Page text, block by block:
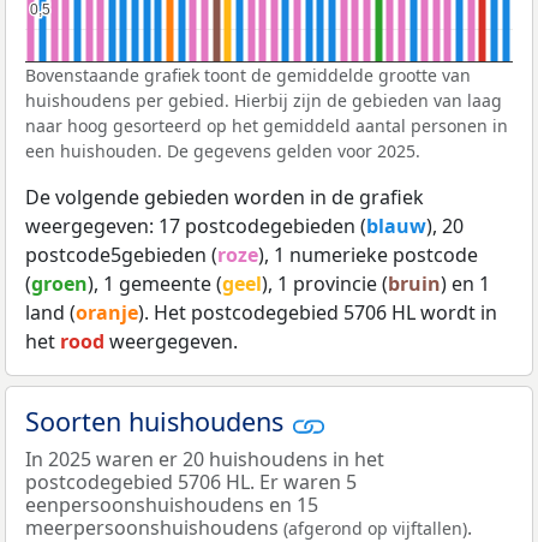
0,5
0,5
Bovenstaande grafiek toont de gemiddelde grootte van
huishoudens per gebied. Hierbij zijn de gebieden van laag
naar hoog gesorteerd op het gemiddeld aantal personen in
een huishouden. De gegevens gelden voor 2025.
De volgende gebieden worden in de grafiek
weergegeven: 17 postcodegebieden (blauw), 20
postcode5gebieden (roze), 1 numerieke postcode
(groen), 1 gemeente (geel), 1 provincie (bruin) en 1
land (oranje). Het postcodegebied 5706 HL wordt in
het rood weergegeven.
Soorten huishoudens
In 2025 waren er 20 huishoudens in het
postcodegebied 5706 HL. Er waren 5
eenpersoonshuishoudens en 15
meerpersoonshuishoudens (afgerond op vijftallen).